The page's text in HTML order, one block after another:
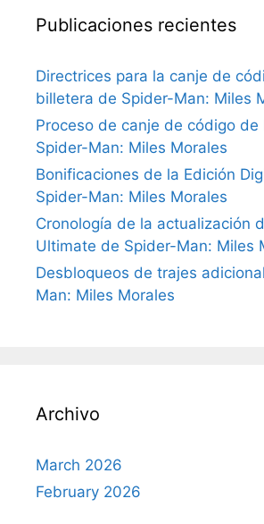
Publicaciones recientes
Directrices para la canje de
billetera de Spider-Man: Miles
Proceso de canje de código
Spider-Man: Miles Morales
Bonificaciones de la Edición
Spider-Man: Miles Morales
Cronología de la actualización
Ultimate de Spider-Man: Miles
Desbloqueos de trajes
Man: Miles Morales
Archivo
March 2026
February 2026